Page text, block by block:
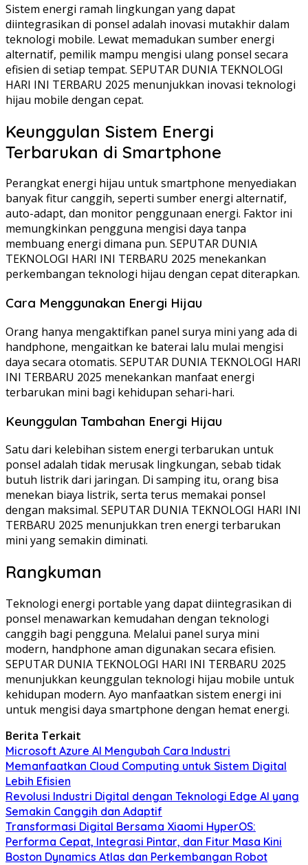
Sistem energi ramah lingkungan yang dapat
diintegrasikan di ponsel adalah inovasi mutakhir dalam
teknologi mobile. Lewat memadukan sumber energi
alternatif, pemilik mampu mengisi ulang ponsel secara
efisien di setiap tempat. SEPUTAR DUNIA TEKNOLOGI
HARI INI TERBARU 2025 menunjukkan inovasi teknologi
hijau mobile dengan cepat.
Keunggulan Sistem Energi
Terbarukan di Smartphone
Perangkat energi hijau untuk smartphone menyediakan
banyak fitur canggih, seperti sumber energi alternatif,
auto-adapt, dan monitor penggunaan energi. Faktor ini
memungkinkan pengguna mengisi daya tanpa
membuang energi dimana pun. SEPUTAR DUNIA
TEKNOLOGI HARI INI TERBARU 2025 menekankan
perkembangan teknologi hijau dengan cepat diterapkan.
Cara Menggunakan Energi Hijau
Orang hanya mengaktifkan panel surya mini yang ada di
handphone, mengaitkan ke baterai lalu mulai mengisi
daya secara otomatis. SEPUTAR DUNIA TEKNOLOGI HARI
INI TERBARU 2025 menekankan manfaat energi
terbarukan mini bagi kehidupan sehari-hari.
Keunggulan Tambahan Energi Hijau
Satu dari kelebihan sistem energi terbarukan untuk
ponsel adalah tidak merusak lingkungan, sebab tidak
butuh listrik dari jaringan. Di samping itu, orang bisa
menekan biaya listrik, serta terus memakai ponsel
dengan maksimal. SEPUTAR DUNIA TEKNOLOGI HARI INI
TERBARU 2025 menunjukkan tren energi terbarukan
mini yang semakin diminati.
Rangkuman
Teknologi energi portable yang dapat diintegrasikan di
ponsel menawarkan kemudahan dengan teknologi
canggih bagi pengguna. Melalui panel surya mini
modern, handphone aman digunakan secara efisien.
SEPUTAR DUNIA TEKNOLOGI HARI INI TERBARU 2025
menunjukkan keunggulan teknologi hijau mobile untuk
kehidupan modern. Ayo manfaatkan sistem energi ini
untuk mengisi daya smartphone dengan hemat energi.
Berita Terkait
Microsoft Azure AI Mengubah Cara Industri
Memanfaatkan Cloud Computing untuk Sistem Digital
Lebih Efisien
Revolusi Industri Digital dengan Teknologi Edge AI yang
Semakin Canggih dan Adaptif
Transformasi Digital Bersama Xiaomi HyperOS:
Performa Cepat, Integrasi Pintar, dan Fitur Masa Kini
Boston Dynamics Atlas dan Perkembangan Robot